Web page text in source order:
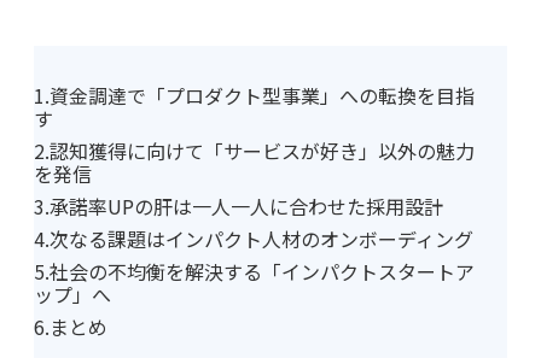
1.資金調達で「プロダクト型事業」への転換を目指
す
2.認知獲得に向けて「サービスが好き」以外の魅力
を発信
3.承諾率UPの肝は一人一人に合わせた採用設計
4.次なる課題はインパクト人材のオンボーディング
5.社会の不均衡を解決する「インパクトスタートア
ップ」へ
6.まとめ